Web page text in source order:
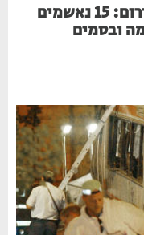
כתבי אישום חמורים הוגשו בדרום: 15 נאשמים
ובסמים